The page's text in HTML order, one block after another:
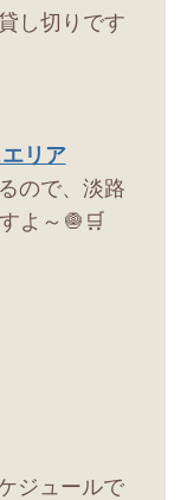
し切りです
リア
ので、淡路
よ～🧅🛒
ジュールで